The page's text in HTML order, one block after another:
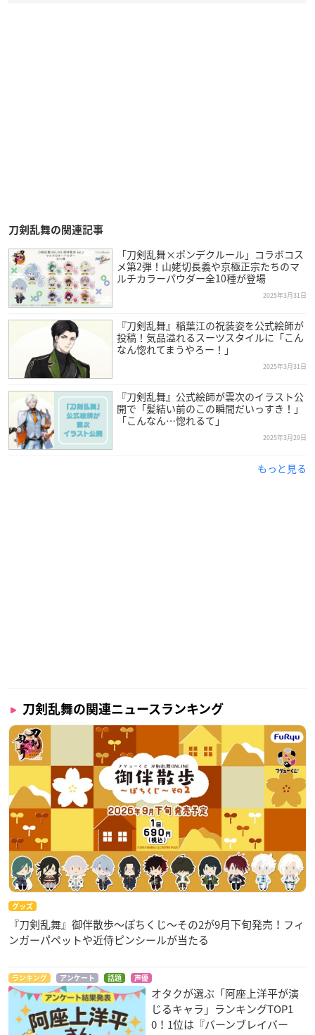
刀剣乱舞の関連記事
「刀剣乱舞×ポンデクルール」コラボコス
メ第2弾！山姥切長義や京極正宗たちのマ
ルチカラーパウダー全10種が登場
2025年3月31日
『刀剣乱舞』稲葉江の祝装姿を公式絵師が
投稿！気品溢れるスーツスタイルに「こん
なん惚れてまうやろー！」
2025年3月31日
『刀剣乱舞』公式絵師が雲次のイラスト公
開で「髪結い前のこの瞬間だいっすき！」
「こんなん…惚れるて」
2025年3月29日
もっと見る
刀剣乱舞の関連ニュースランキング
グッズ
『刀剣乱舞』御伴散歩～ぽちくじ～その2が9月下旬発売！フィ
ンガーパペットや近侍ピンシールが当たる
ランキング アンケート 話題 声優
オタクが選ぶ「阿座上洋平が演
じるキャラ」ランキングTOP1
0！1位は『バーンブレイバー